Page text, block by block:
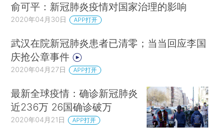
俞可平：新冠肺炎疫情对国家治理的影响
2020年04月30日 APP打开
武汉在院新冠肺炎患者已清零；当当回应李国
庆抢公章事件
2020年04月27日 APP打开
最新全球疫情：确诊新冠肺炎
近236万 26国确诊破万
2020年04月21日 APP打开